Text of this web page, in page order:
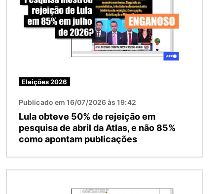
Eleições 2026
Publicado em 16/07/2026 às 19:42
Lula obteve 50% de rejeição em
pesquisa de abril da Atlas, e não 85%
como apontam publicações